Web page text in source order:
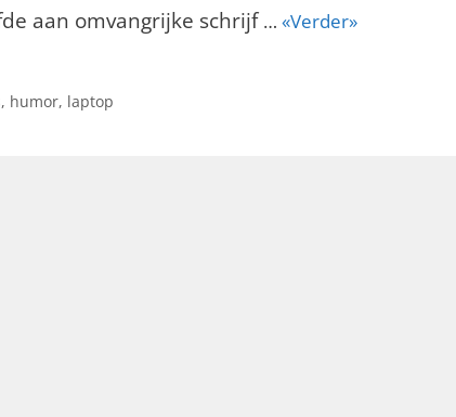
aan omvangrijke schrijf … «Verder»
, humor, laptop